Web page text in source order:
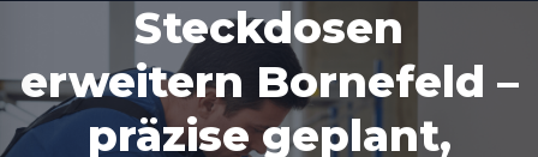
Steckdosen
erweitern Bornefeld –
präzise geplant,